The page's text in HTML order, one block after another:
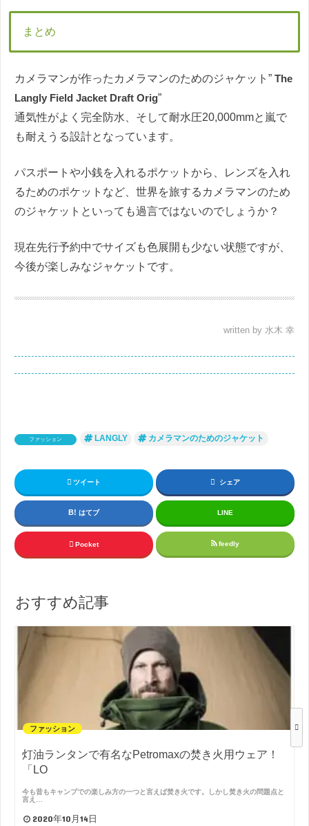
まとめ
カメラマンが作ったカメラマンのためのジャケット” The
Langly Field Jacket Draft Orig”
通気性がよく完全防水、そして耐水圧20,000mmと嵐で
も耐えうる設計となっています。
パスポートや小銭を入れるポケットから、レンズを入れ
るためのポケットなど、世界を旅するカメラマンのため
のジャケットといっても過言ではないのでしょうか？
現在先行予約中でサイズも色展開も少ない状態ですが、
今後が楽しみなジャケットです。
written by 水木 幸
ファッション LANGLY カメラマンのためのジャケット
ツイート シェア
はてブ LINE
Pocket feedly
おすすめ記事
ファッション
灯油ランタンで有名なPetromaxの焚き火用ウェア！
「LO
今も昔もキャンプでの楽しみ方の一つと言えば焚き火です。しかし焚き火の問題点と
言え…
2020年10月14日